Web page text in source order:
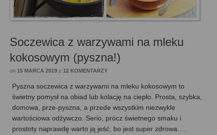
Soczewica z warzywami na mleku
kokosowym (pyszna!)
on 15 MARCA 2019 z 12 KOMENTARZY
Pyszna soczewica z warzywami na mleku kokosowym to
świetny pomysł na obiad lub kolację na ciepło. Prosta, szybka,
domowa, prze-pyszna, a przede wszystkim niezwykle
wartościowa odżywczo. Serio, prócz świetnego smaku i
prostoty naprawdę warto ją jeść, bo jest super zdrowa. …